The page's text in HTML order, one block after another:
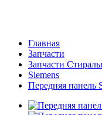
Главная
Запчасти
Запчасти
Siemens
Передняя панель